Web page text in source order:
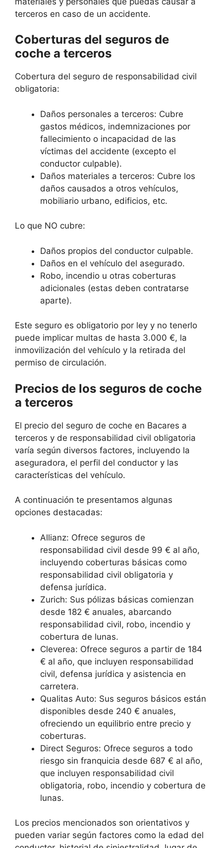
terceros en caso de un accidente.
Coberturas del seguros de
coche a terceros
Cobertura del seguro de responsabilidad civil
obligatoria:
Daños personales a terceros: Cubre
gastos médicos, indemnizaciones por
fallecimiento o incapacidad de las
víctimas del accidente (excepto el
conductor culpable).
Daños materiales a terceros: Cubre los
daños causados a otros vehículos,
mobiliario urbano, edificios, etc.
Lo que NO cubre:
Daños propios del conductor culpable.
Daños en el vehículo del asegurado.
Robo, incendio u otras coberturas
adicionales (estas deben contratarse
aparte).
Este seguro es obligatorio por ley y no tenerlo
puede implicar multas de hasta 3.000 €, la
inmovilización del vehículo y la retirada del
permiso de circulación.
Precios de los seguros de coche
a terceros
El precio del seguro de coche en Bacares a
terceros y de responsabilidad civil obligatoria
varía según diversos factores, incluyendo la
aseguradora, el perfil del conductor y las
características del vehículo.
A continuación te presentamos algunas
opciones destacadas:
Allianz: Ofrece seguros de
responsabilidad civil desde 99 € al año,
incluyendo coberturas básicas como
responsabilidad civil obligatoria y
defensa jurídica.
Zurich: Sus pólizas básicas comienzan
desde 182 € anuales, abarcando
responsabilidad civil, robo, incendio y
cobertura de lunas.
Cleverea: Ofrece seguros a partir de 184
€ al año, que incluyen responsabilidad
civil, defensa jurídica y asistencia en
carretera.
Qualitas Auto: Sus seguros básicos están
disponibles desde 240 € anuales,
ofreciendo un equilibrio entre precio y
coberturas.
Direct Seguros: Ofrece seguros a todo
riesgo sin franquicia desde 687 € al año,
que incluyen responsabilidad civil
obligatoria, robo, incendio y cobertura de
lunas.
Los precios mencionados son orientativos y
pueden variar según factores como la edad del